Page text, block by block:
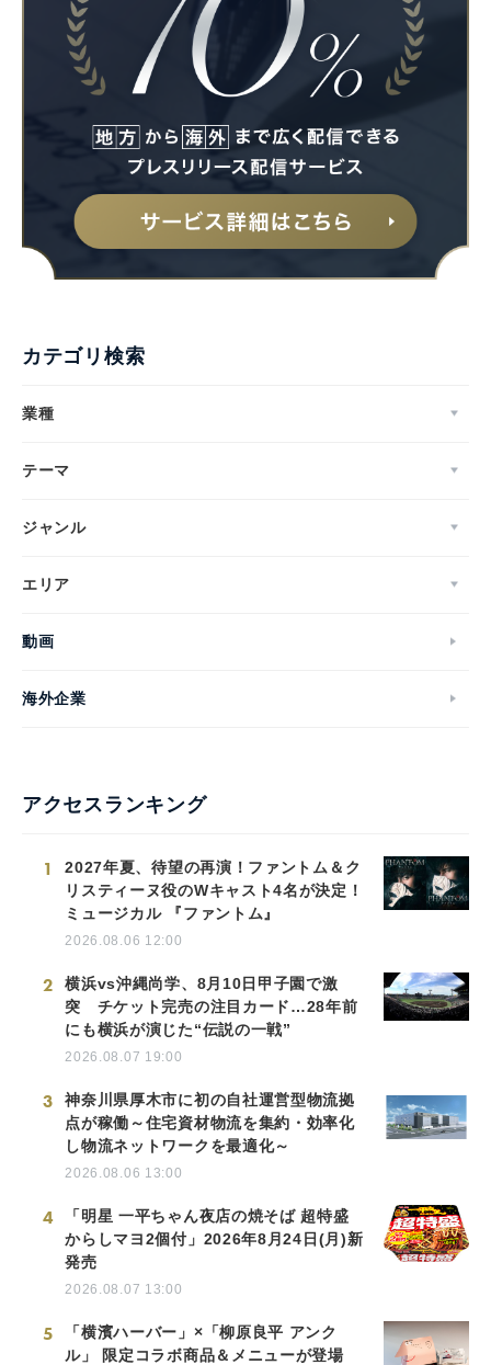
カテゴリ検索
業種
テーマ
ジャンル
エリア
動画
海外企業
アクセスランキング
1
2027年夏、待望の再演！ファントム＆ク
リスティーヌ役のWキャスト4名が決定！
ミュージカル 『ファントム』
2026.08.06 12:00
2
横浜vs沖縄尚学、8月10日甲子園で激
突 チケット完売の注目カード…28年前
にも横浜が演じた“伝説の一戦”
2026.08.07 19:00
3
神奈川県厚木市に初の自社運営型物流拠
点が稼働～住宅資材物流を集約・効率化
し物流ネットワークを最適化～
2026.08.06 13:00
4
「明星 一平ちゃん夜店の焼そば 超特盛
からしマヨ2個付」2026年8月24日(月)新
発売
2026.08.07 13:00
5
「横濱ハーバー」×「柳原良平 アンク
ル」 限定コラボ商品＆メニューが登場